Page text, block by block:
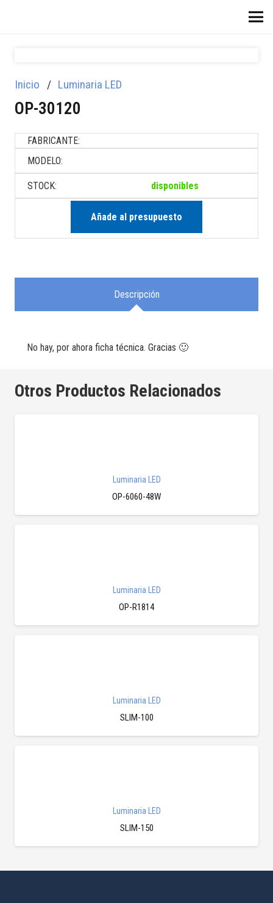
Inicio / Luminaria LED
OP-30120
FABRICANTE:
MODELO:
STOCK: disponibles
Añade al presupuesto
Descripción
No hay, por ahora ficha técnica. Gracias 🙂
Otros Productos Relacionados
Luminaria LED
OP-6060-48W
Luminaria LED
OP-R1814
Luminaria LED
SLIM-100
Luminaria LED
SLIM-150